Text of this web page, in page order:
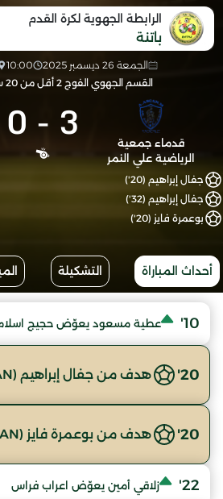
الرابطة الجهوية لكرة القدم
باتنة
الجمعة 26 ديسمبر 2025 10:00
القسم الجهوي الفوج 2 أقل من 20 سنة
قدماء جمعية
الرياضية علي النمر
3
-
0
جفال إبراهيم (20')
جفال إبراهيم (32')
بوعمرة فايز (20')
أحداث المباراة التشكيلة
10' عطية مسعود يعوّض حجيج
20' هدف من جفال إبراهيم (AASAN)
20' هدف من بوعمرة فايز (AASAN)
22' زلاقي أمين يعوّض اعراب فراس